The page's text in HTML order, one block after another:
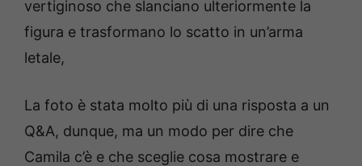
vertiginoso che slanciano ulteriormente la
figura e trasformano lo scatto in un’arma
letale,
La foto è stata molto più di una risposta a un
Q&A, dunque, ma un modo per dire che
Camila c’è e che sceglie cosa mostrare e